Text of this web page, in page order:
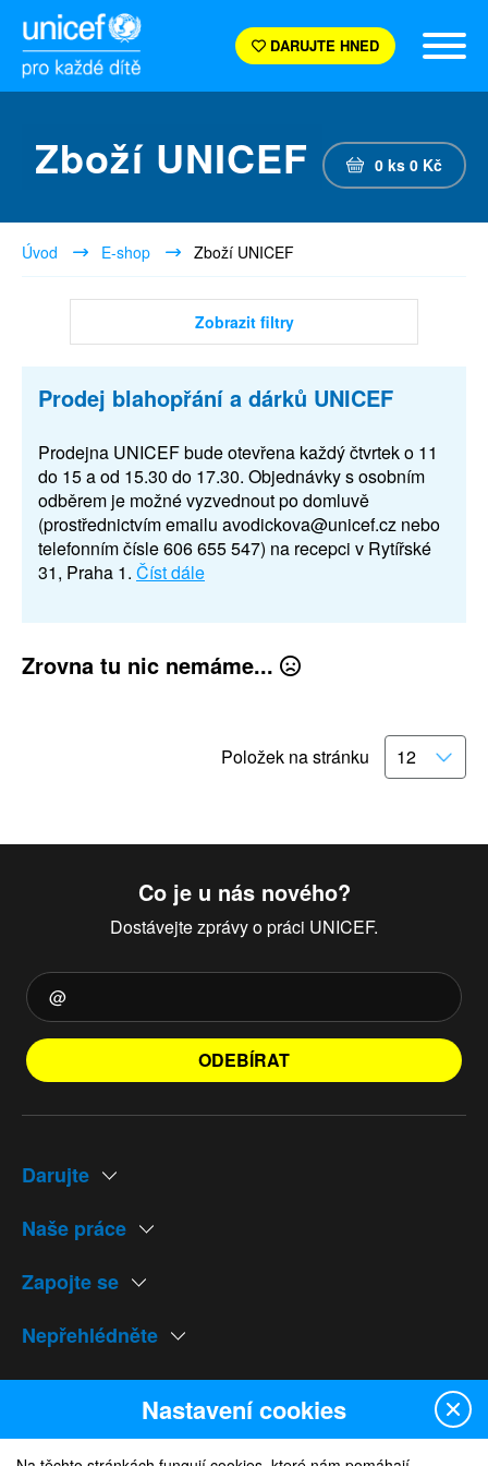
DARUJTE HNED
Zboží UNICEF 0 ks 0 Kč
Úvod E-shop Zboží UNICEF
Zobrazit filtry
Prodej blahopřání a dárků UNICEF
Prodejna UNICEF bude otevřena každý čtvrtek o 11
do 15 a od 15.30 do 17.30. Objednávky s osobním
odběrem je možné vyzvednout po domluvě
(prostřednictvím emailu avodickova@unicef.cz nebo
telefonním čísle 606 655 547) na recepci v Rytířské
31, Praha 1. Číst dále
Zrovna tu nic nemáme...
Položek na stránku
Co je u nás nového?
Dostávejte zprávy o práci UNICEF.
ODEBÍRAT
Darujte
Naše práce
Zapojte se
Nepřehlédněte
Naše weby
Nastavení cookies